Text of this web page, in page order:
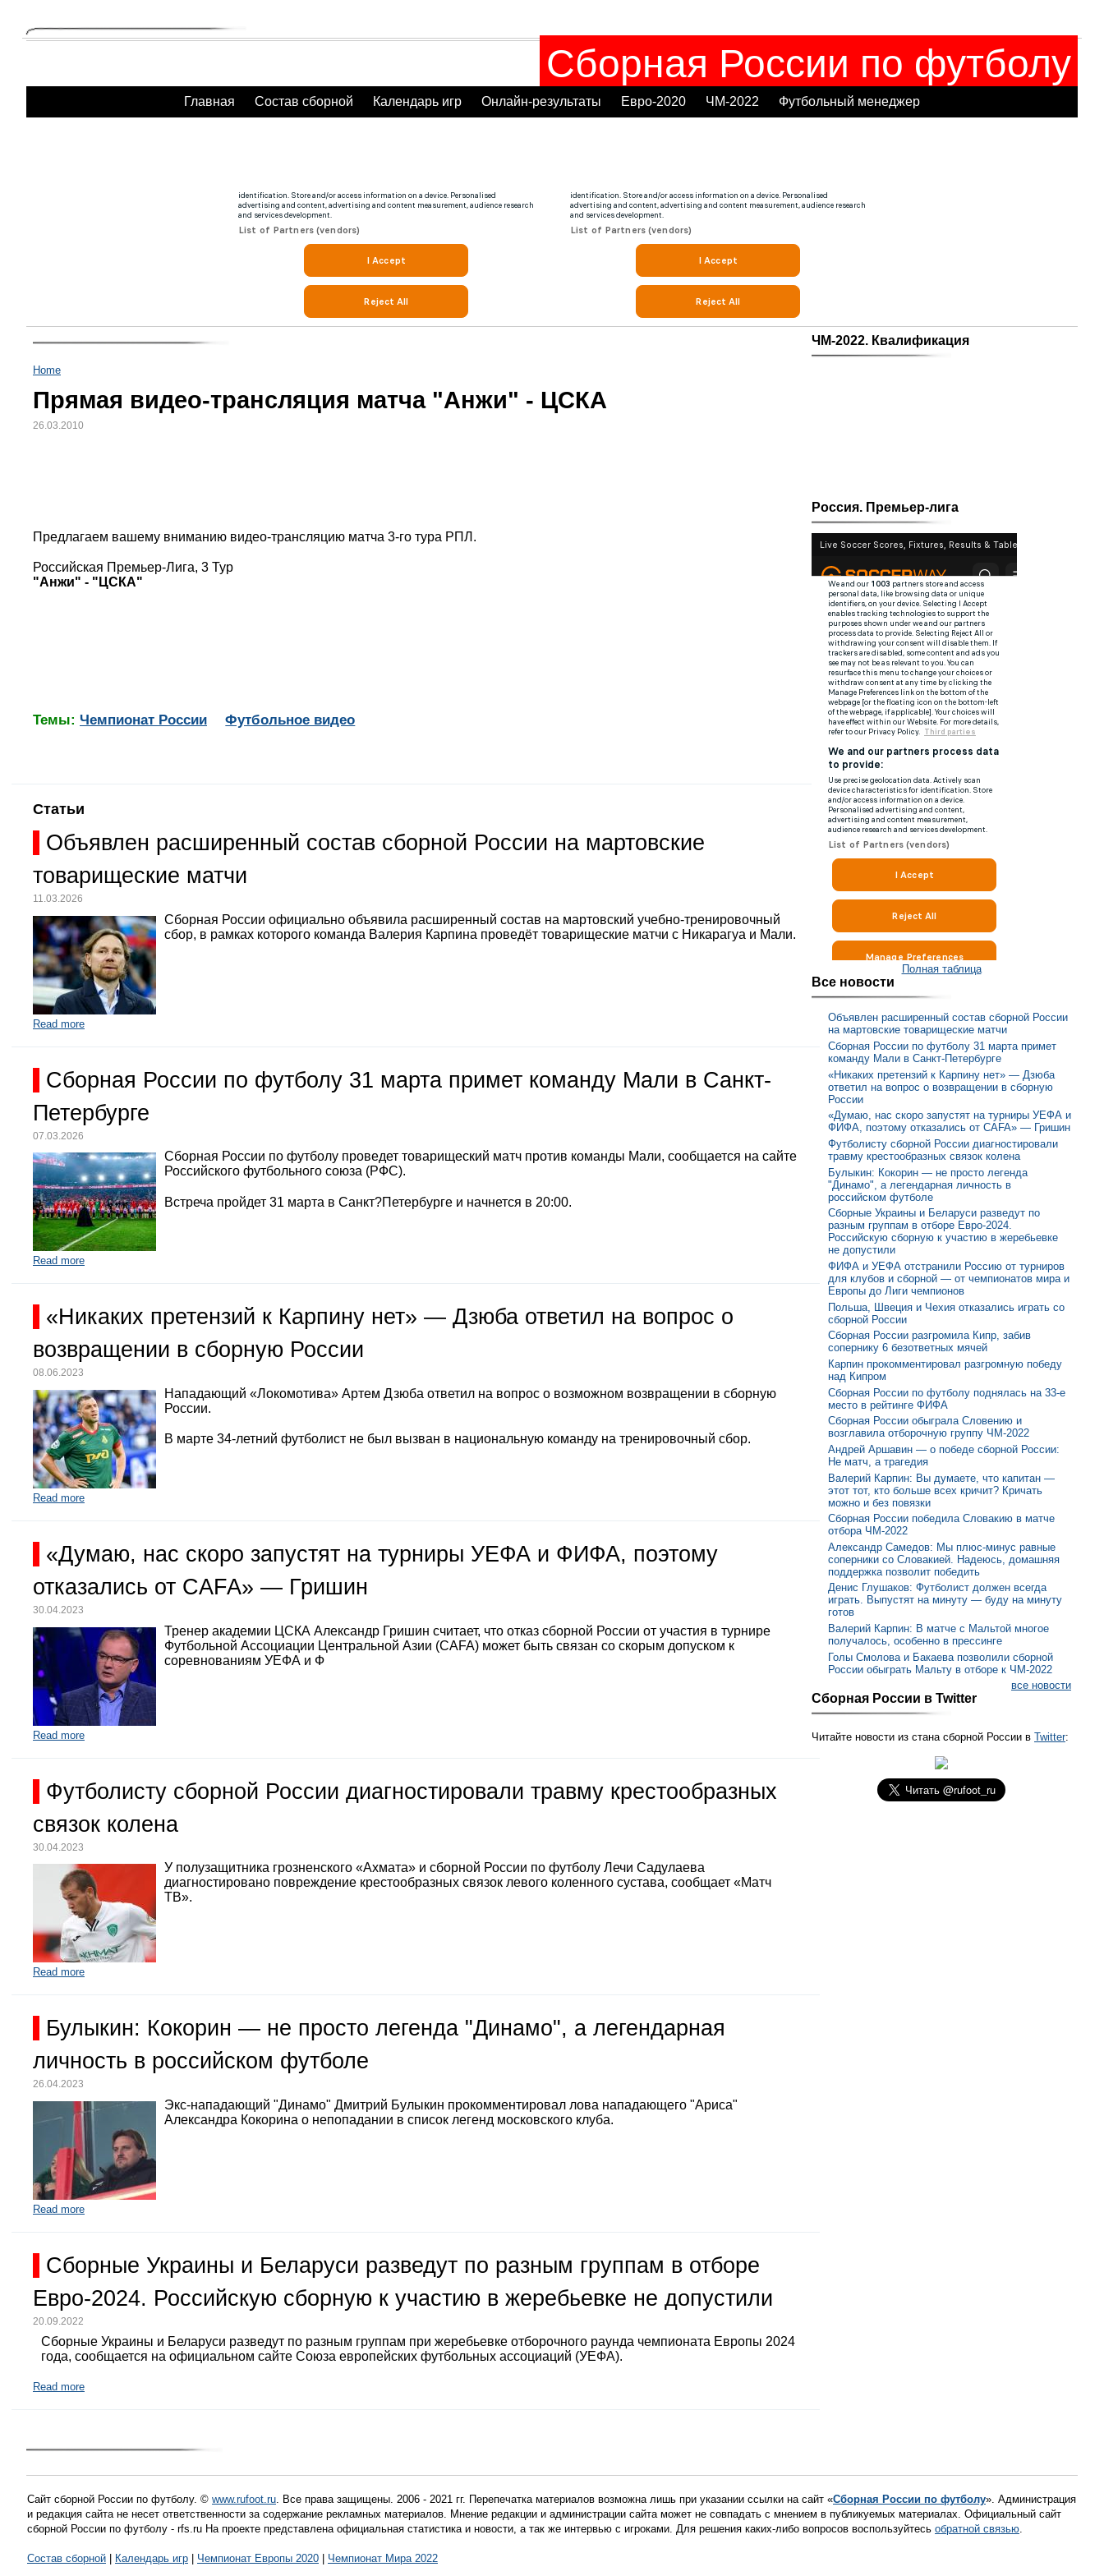
Сборная России по футболу
Главная Состав сборной Календарь игр Онлайн-результаты Евро-2020 ЧМ-2022 Футбольный менеджер
Home
Прямая видео-трансляция матча "Анжи" - ЦСКА
26.03.2010
Предлагаем вашему вниманию видео-трансляцию матча 3-го тура РПЛ.
Российская Премьер-Лига, 3 Тур
"Анжи" - "ЦСКА"
Темы: Чемпионат России Футбольное видео
Статьи
Объявлен расширенный состав сборной России на мартовские
товарищеские матчи
11.03.2026
Сборная России официально объявила расширенный состав на мартовский учебно-тренировочный
сбор, в рамках которого команда Валерия Карпина проведёт товарищеские матчи с Никарагуа и Мали.
Read more
Сборная России по футболу 31 марта примет команду Мали в Санкт-
Петербурге
07.03.2026
Сборная России по футболу проведет товарищеский матч против команды Мали, сообщается на сайте
Российского футбольного союза (РФС).
Встреча пройдет 31 марта в Санкт?Петербурге и начнется в 20:00.
Read more
«Никаких претензий к Карпину нет» — Дзюба ответил на вопрос о
возвращении в сборную России
08.06.2023
Нападающий «Локомотива» Артем Дзюба ответил на вопрос о возможном возвращении в сборную
России.
В марте 34-летний футболист не был вызван в национальную команду на тренировочный сбор.
Read more
«Думаю, нас скоро запустят на турниры УЕФА и ФИФА, поэтому
отказались от CAFA» — Гришин
30.04.2023
Тренер академии ЦСКА Александр Гришин считает, что отказ сборной России от участия в турнире
Футбольной Ассоциации Центральной Азии (CAFA) может быть связан со скорым допуском к
соревнованиям УЕФА и Ф
Read more
Футболисту сборной России диагностировали травму крестообразных
связок колена
30.04.2023
У полузащитника грозненского «Ахмата» и сборной России по футболу Лечи Садулаева
диагностировано повреждение крестообразных связок левого коленного сустава, сообщает «Матч
ТВ».
Read more
Булыкин: Кокорин — не просто легенда "Динамо", а легендарная
личность в российском футболе
26.04.2023
Экс-нападающий "Динамо" Дмитрий Булыкин прокомментировал лова нападающего "Ариса"
Александра Кокорина о непопадании в список легенд московского клуба.
Read more
Сборные Украины и Беларуси разведут по разным группам в отборе
Евро-2024. Российскую сборную к участию в жеребьевке не допустили
20.09.2022
Сборные Украины и Беларуси разведут по разным группам при жеребьевке отборочного раунда чемпионата Европы 2024
года, сообщается на официальном сайте Союза европейских футбольных ассоциаций (УЕФА).
Read more
ЧМ-2022. Квалификация
Россия. Премьер-лига
Полная таблица
Все новости
Объявлен расширенный состав сборной России
на мартовские товарищеские матчи
Сборная России по футболу 31 марта примет
команду Мали в Санкт-Петербурге
«Никаких претензий к Карпину нет» — Дзюба
ответил на вопрос о возвращении в сборную
России
«Думаю, нас скоро запустят на турниры УЕФА и
ФИФА, поэтому отказались от CAFA» — Гришин
Футболисту сборной России диагностировали
травму крестообразных связок колена
Булыкин: Кокорин — не просто легенда
"Динамо", а легендарная личность в
российском футболе
Сборные Украины и Беларуси разведут по
разным группам в отборе Евро-2024.
Российскую сборную к участию в жеребьевке
не допустили
ФИФА и УЕФА отстранили Россию от турниров
для клубов и сборной — от чемпионатов мира и
Европы до Лиги чемпионов
Польша, Швеция и Чехия отказались играть со
сборной России
Сборная России разгромила Кипр, забив
сопернику 6 безответных мячей
Карпин прокомментировал разгромную победу
над Кипром
Сборная России по футболу поднялась на 33-е
место в рейтинге ФИФА
Сборная России обыграла Словению и
возглавила отборочную группу ЧМ-2022
Андрей Аршавин — о победе сборной России:
Не матч, а трагедия
Валерий Карпин: Вы думаете, что капитан —
этот тот, кто больше всех кричит? Кричать
можно и без повязки
Сборная России победила Словакию в матче
отбора ЧМ-2022
Александр Самедов: Мы плюс-минус равные
соперники со Словакией. Надеюсь, домашняя
поддержка позволит победить
Денис Глушаков: Футболист должен всегда
играть. Выпустят на минуту — буду на минуту
готов
Валерий Карпин: В матче с Мальтой многое
получалось, особенно в прессинге
Голы Смолова и Бакаева позволили сборной
России обыграть Мальту в отборе к ЧМ-2022
все новости
Сборная России в Twitter
Читайте новости из стана сборной России в Twitter:
Сайт сборной России по футболу. © www.rufoot.ru. Все права защищены. 2006 - 2021 гг. Перепечатка материалов возможна лишь при указании ссылки на сайт «Сборная России по футболу». Администрация
и редакция сайта не несет ответственности за содержание рекламных материалов. Мнение редакции и администрации сайта может не совпадать с мнением в публикуемых материалах. Официальный сайт
сборной России по футболу - rfs.ru На проекте представлена официальная статистика и новости, а так же интервью с игроками. Для решения каких-либо вопросов воспользуйтесь обратной связью.
Состав сборной Календарь игр Чемпионат Европы 2020 Чемпионат Мира 2022